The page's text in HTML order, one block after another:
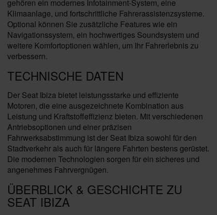
gehören ein modernes Infotainment-System, eine
Klimaanlage, und fortschrittliche Fahrerassistenzsysteme.
Optional können Sie zusätzliche Features wie ein
Navigationssystem, ein hochwertiges Soundsystem und
weitere Komfortoptionen wählen, um Ihr Fahrerlebnis zu
verbessern.
TECHNISCHE DATEN
Der Seat Ibiza bietet leistungsstarke und effiziente
Motoren, die eine ausgezeichnete Kombination aus
Leistung und Kraftstoffeffizienz bieten. Mit verschiedenen
Antriebsoptionen und einer präzisen
Fahrwerksabstimmung ist der Seat Ibiza sowohl für den
Stadtverkehr als auch für längere Fahrten bestens gerüstet.
Die modernen Technologien sorgen für ein sicheres und
angenehmes Fahrvergnügen.
ÜBERBLICK & GESCHICHTE ZU
SEAT IBIZA